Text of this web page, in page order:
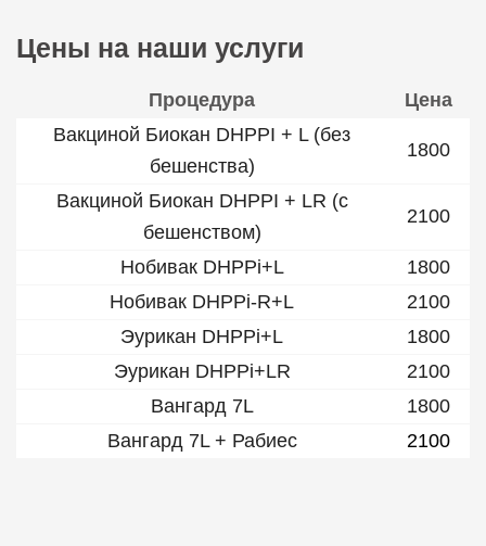
Цены на наши услуги
Процедура
Цена
Вакциной Биокан DHPPI + L (без
бешенства)
1800
Вакциной Биокан DHPPI + LR (с
бешенством)
2100
Нобивак DHPPi+L
1800
Нобивак DHPPi-R+L
2100
Эурикан DHPPi+L
1800
Эурикан DHPPi+LR
2100
Вангард 7L
1800
Вангард 7L + Рабиес
2100